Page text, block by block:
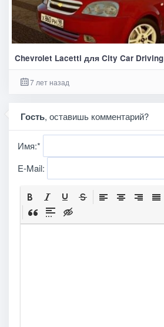
Chevrolet Lacetti для City Car Driving
7 лет назад
Гость, оставишь комментарий?
Имя:*
E-Mail: